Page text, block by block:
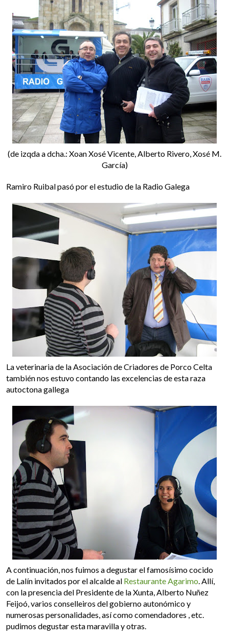
(de izqda a dcha.: Xoan Xosé Vicente, Alberto Rivero, Xosé M.
García)
Ramiro Ruibal pasó por el estudio de la Radio Galega
La veterinaria de la Asociación de Criadores de Porco Celta
también nos estuvo contando las excelencias de esta raza
autoctona gallega
A continuación, nos fuimos a degustar el famosísimo cocido
de Lalín invitados por el alcalde al Restaurante Agarimo.Allí,
con la presencia del Presidente de la Xunta, Alberto Nuñez
Feijoó, varios conselleiros del gobierno autonómico y
numerosas personalidades, así como comendadores , etc.
pudimos degustar esta maravilla y otras.